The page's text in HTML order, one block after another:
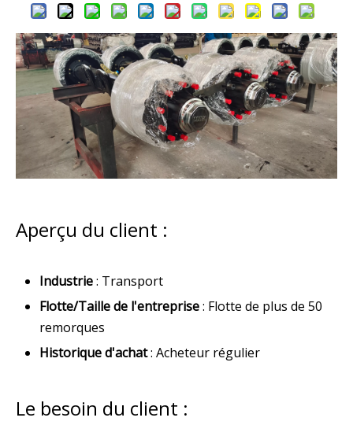
Aperçu du client :
Industrie: Transport
Flotte/Taille de l'entreprise: Flotte de plus de 50
remorques
Historique d'achat: Acheteur régulier
Le besoin du client :